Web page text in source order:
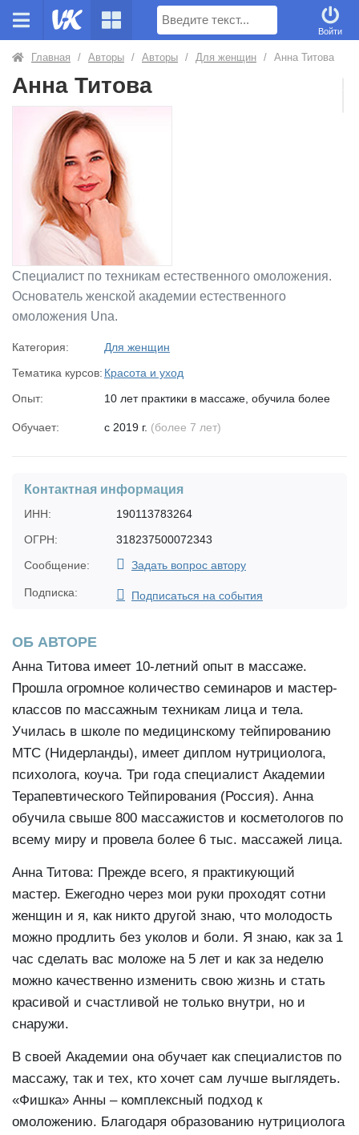
Поиск
Войти
Главная / Авторы / Авторы / Для женщин / Анна Титова
Анна Титова
Специалист по техникам естественного омоложения.
Основатель женской академии естественного
омоложения Una.
Категория:
Для женщин
Тематика курсов: Красота и уход
Опыт:
10 лет практики в массаже, обучила более
лица;
3 года специалист Академии
Член международной ассоциации
массажистов;
Специалист по кинезиологии,
сертифицированный РАНМ.
Обучает: с 2019 г. (более 7 лет)
Контактная информация
ИНН:
190113783264
ОГРН:
318237500072343
Сообщение:
Задать вопрос автору
Подписка: Подписаться на события
ОБ АВТОРЕ
Анна Титова имеет 10-летний опыт в массаже.
Прошла огромное количество семинаров и мастер-
классов по массажным техникам лица и тела.
Училась в школе по медицинскому тейпированию
МТС (Нидерланды), имеет диплом нутрициолога,
психолога, коуча. Три года специалист Академии
Терапевтического Тейпирования (Россия). Анна
обучила свыше 800 массажистов и косметологов по
всему миру и провела более 6 тыс. массажей лица.
Анна Титова: Прежде всего, я практикующий
мастер. Ежегодно через мои руки проходят сотни
женщин и я, как никто другой знаю, что молодость
можно продлить без уколов и боли. Я знаю, как за 1
час сделать вас моложе на 5 лет и как за неделю
можно качественно изменить свою жизнь и стать
красивой и счастливой не только внутри, но и
снаружи.
В своей Академии она обучает как специалистов по
массажу, так и тех, кто хочет сам лучше выглядеть.
«Фишка» Анны – комплексный подход к
омоложению. Благодаря образованию нутрициолога